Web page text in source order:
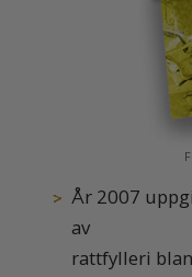
År 2007
av
rattfylleri